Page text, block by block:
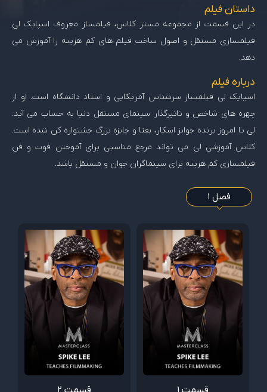
داستان فیلم
در این قسمت از مجموعه مستر کلاس، فیلمساز معروف اسپایک لی
فیلمسازی مستقل و اصول ساخت فیلم های کم هزینه را آموزش می
دهد.
درباره فیلم
اسپایک لی فیلمساز سرشناس آمریکایی و استاد دانشگاه است. او از
چهره های شاخص و تاثیرگذار سینمای مستقل دنیا به حساب می آید.
لی تا امروز برنده جوایز اسکار، بفتا و جایزه بزرگ جشنواره کن شده است.
کلاس آموزشی لی می تواند مرجع مناسبی برای آموختن فوت و فن
فیلمسازی کم هزینه برای سینماگران جوان و مستقل باشد.
فصل 1